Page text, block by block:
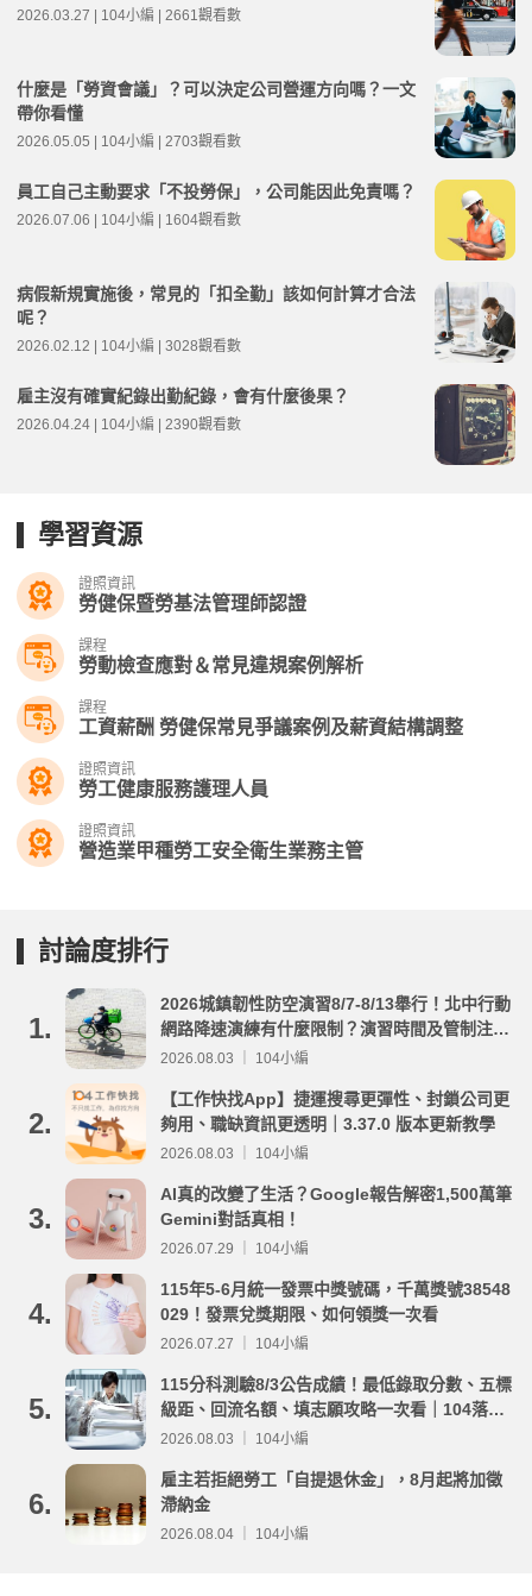
2026.03.27 | 104小編 | 2661觀看數
什麼是「勞資會議」？可以決定公司營運方向嗎？一文
帶你看懂
2026.05.05 | 104小編 | 2703觀看數
員工自己主動要求「不投勞保」，公司能因此免責嗎？
2026.07.06 | 104小編 | 1604觀看數
病假新規實施後，常見的「扣全勤」該如何計算才合法
呢？
2026.02.12 | 104小編 | 3028觀看數
雇主沒有確實紀錄出勤紀錄，會有什麼後果？
2026.04.24 | 104小編 | 2390觀看數
學習資源
證照資訊
勞健保暨勞基法管理師認證
課程
勞動檢查應對＆常見違規案例解析
課程
工資薪酬 勞健保常見爭議案例及薪資結構調整
證照資訊
勞工健康服務護理人員
證照資訊
營造業甲種勞工安全衛生業務主管
討論度排行
1.
2026城鎮韌性防空演習8/7-8/13舉行！北中行動
網路降速演練有什麼限制？演習時間及管制注意
事項整理
2026.08.03 ｜ 104小編
2.
【工作快找App】捷運搜尋更彈性、封鎖公司更
夠用、職缺資訊更透明｜3.37.0 版本更新教學
2026.08.03 ｜ 104小編
3.
AI真的改變了生活？Google報告解密1,500萬筆
Gemini對話真相！
2026.07.29 ｜ 104小編
4.
115年5-6月統一發票中獎號碼，千萬獎號38548
029！發票兌獎期限、如何領獎一次看
2026.07.27 ｜ 104小編
5.
115分科測驗8/3公告成績！最低錄取分數、五標
級距、回流名額、填志願攻略一次看｜104落點
分析
2026.08.03 ｜ 104小編
6.
雇主若拒絕勞工「自提退休金」，8月起將加徵
滯納金
2026.08.04 ｜ 104小編